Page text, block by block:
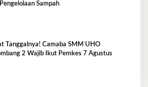
Sampah
Tanggalnya! Camaba SMM UHO
2 Wajib Ikut Pemkes 7 Agustus